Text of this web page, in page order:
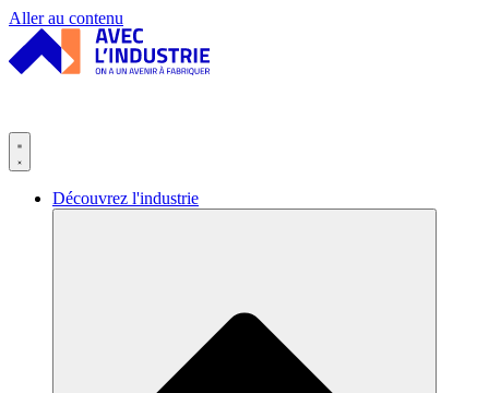
Panneau de gestion des cookies
Aller au contenu
Découvrez l'industrie